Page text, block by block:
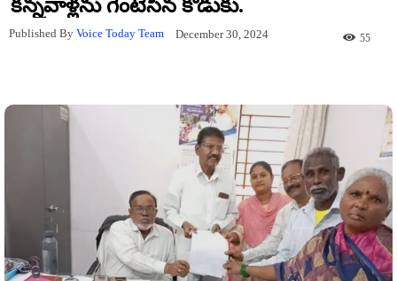
కన్నవాళ్లను గెంటేసిన కొడుకు.
Published By Voice Today Team December 30, 2024 55